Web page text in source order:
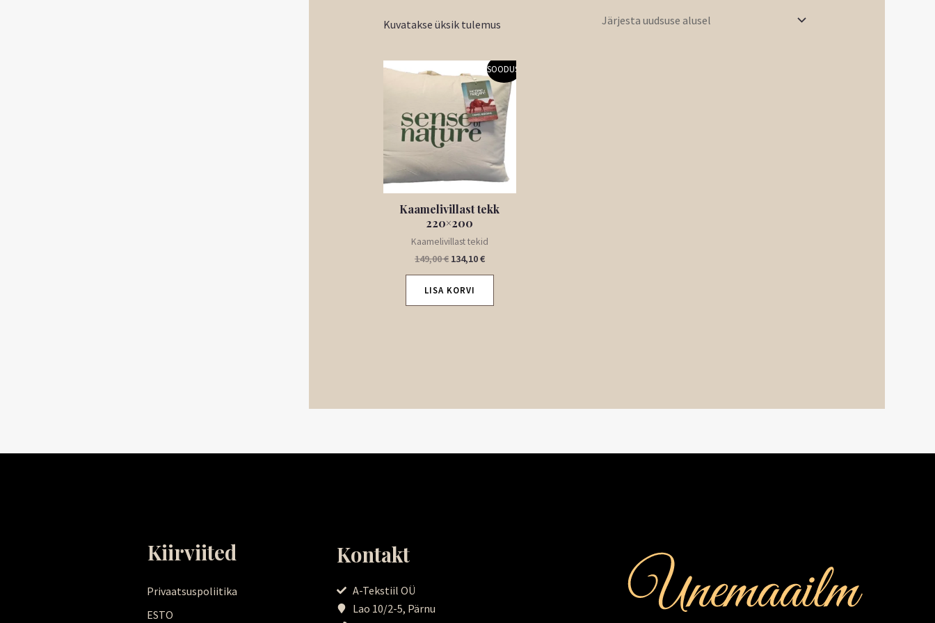
Kuvatakse üksik tulemus
SOODUS!
Kaamelivillast tekk
220×200
Kaamelivillast tekid
149,00€
hind
oli:
149,00 €.
134,10€
Praegune
hind
on:
134,10 €.
LISA KORVI
Kiirviited
Privaatsuspoliitika
ESTO
Kontakt
A-Tekstiil OÜ
Lao 10/2-5, Pärnu